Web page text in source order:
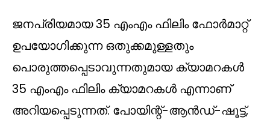
ജനപ്രിയമായ 35 എംഎം ഫിലിം ഫോർമാറ്റ്
ഉപയോഗിക്കുന്ന ഒതുക്കമുള്ളതും
പൊരുത്തപ്പെടാവുന്നതുമായ ക്യാമറകൾ
35 എംഎം ഫിലിം ക്യാമറകൾ എന്നാണ്
അറിയപ്പെടുന്നത്. പോയിന്റ്-ആൻഡ്-ഷൂട്ട്,